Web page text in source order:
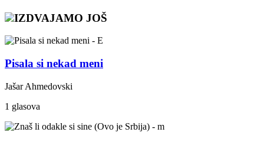
IZDVAJAMO JOŠ
Pisala si nekad meni
Jašar Ahmedovski
1 glasova